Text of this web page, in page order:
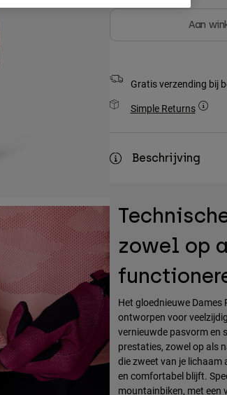
Aan
Gratis verzending bij
Simple Returns
Beschrijving
zowel op
Het gloednieuwe Dames
ontworpen voor
vernieuwde pasvorm en
prestaties, zowel op als
die zweet van je
en comfortabel blijft.
mountainbiken, met een